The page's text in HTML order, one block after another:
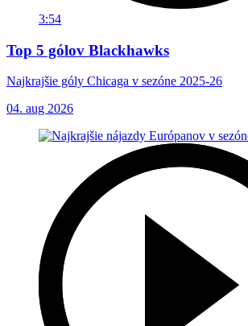
3:54
Top 5 gólov Blackhawks
Najkrajšie góly Chicaga v sezóne 2025-26
04. aug 2026